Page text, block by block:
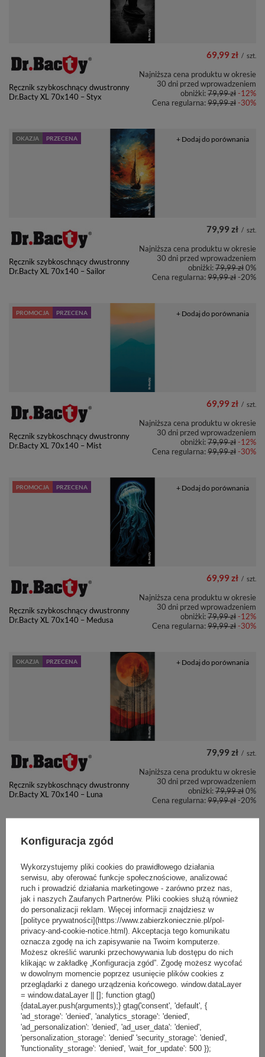
Ręcznik szybkoschnący dwustronny
Dr.Bacty XL 70x140 – Styx
69,99 zł / szt.
Najniższa cena produktu w okresie
30 dni przed wprowadzeniem
obniżki:79,99 zł-12%
Cena regularna:99,99 zł-30%
OKAZJA PRZECENA
Ręcznik szybkoschnący dwustronny
Dr.Bacty XL 70x140 – Sailor
79,99 zł / szt.
Najniższa cena produktu w okresie
30 dni przed wprowadzeniem
obniżki:79,99 zł0%
Cena regularna:99,99 zł-20%
+ Dodaj do porównania
PROMOCJA PRZECENA
Ręcznik szybkoschnący dwustronny
Dr.Bacty XL 70x140 – Mist
69,99 zł / szt.
Najniższa cena produktu w okresie
30 dni przed wprowadzeniem
obniżki:79,99 zł-12%
Cena regularna:99,99 zł-30%
+ Dodaj do porównania
PROMOCJA PRZECENA
Ręcznik szybkoschnący dwustronny
Dr.Bacty XL 70x140 – Medusa
69,99 zł / szt.
Najniższa cena produktu w okresie
30 dni przed wprowadzeniem
obniżki:79,99 zł-12%
Cena regularna:99,99 zł-30%
+ Dodaj do porównania
OKAZJA PRZECENA
Ręcznik szybkoschnący dwustronny
Dr.Bacty XL 70x140 – Luna
79,99 zł / szt.
Najniższa cena produktu w okresie
30 dni przed wprowadzeniem
obniżki:79,99 zł0%
Cena regularna:99,99 zł-20%
+ Dodaj do porównania
PROMOCJA PRZECENA
Ręcznik szybkoschnący dwustronny
Dr.Bacty XL 70x140 – Blue Moutain
69,99 zł
Najniższa cena produktu w okresie
30 dni przed wprowadzeniem
obniżki:79,99 zł-12%
Cena regularna:99,99 zł
PROMOCJA PRZECENA + Dodaj do porównania
Konfiguracja zgód
Wykorzystujemy pliki cookies do prawidłowego działania
serwisu, aby oferować funkcje społecznościowe, analizować
ruch i prowadzić działania marketingowe - zarówno przez nas,
jak i naszych Zaufanych Partnerów. Pliki cookies służą również
do personalizacji reklam. Więcej informacji znajdziesz w
[polityce prywatności](https://www.zabierzkoniecznie.pl/pol-
privacy-and-cookie-notice.html). Akceptacja tego komunikatu
oznacza zgodę na ich zapisywanie na Twoim komputerze.
Możesz określić warunki przechowywania lub dostępu do nich
klikając w zakładkę „Konfiguracja zgód”. Zgodę możesz wycofać
w dowolnym momencie poprzez usunięcie plików cookies z
przeglądarki z danego urządzenia końcowego. window.dataLayer
= window.dataLayer || []; function gtag()
{dataLayer.push(arguments);} gtag('consent', 'default', {
'ad_storage': 'denied', 'analytics_storage': 'denied',
'ad_personalization': 'denied', 'ad_user_data': 'denied',
'personalization_storage': 'denied' 'security_storage': 'denied',
'functionality_storage': 'denied', 'wait_for_update': 500 });